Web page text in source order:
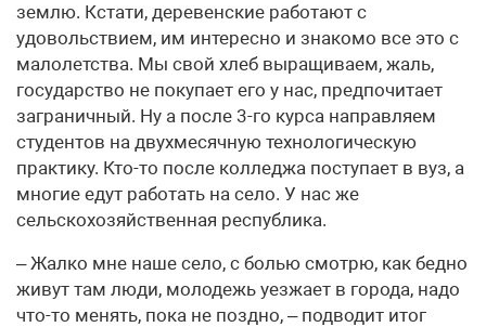
землю. Кстати, деревенские работают с
удовольствием, им интересно и знакомо все это с
малолетства. Мы свой хлеб выращиваем, жаль,
государство не покупает его у нас, предпочитает
заграничный. Ну а после 3-го курса направляем
студентов на двухмесячную технологическую
практику. Кто-то после колледжа поступает в вуз, а
многие едут работать на село. У нас же
сельскохозяйственная республика.
– Жалко мне наше село, с болью смотрю, как бедно
живут там люди, молодежь уезжает в города, надо
что-то менять, пока не поздно, – подводит итог